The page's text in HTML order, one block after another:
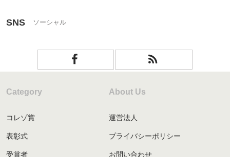
SNS
Category
コレゾ賞
表彰式
受賞者
About Us
運営法人
プライバシーポリシー
お問い合わせ